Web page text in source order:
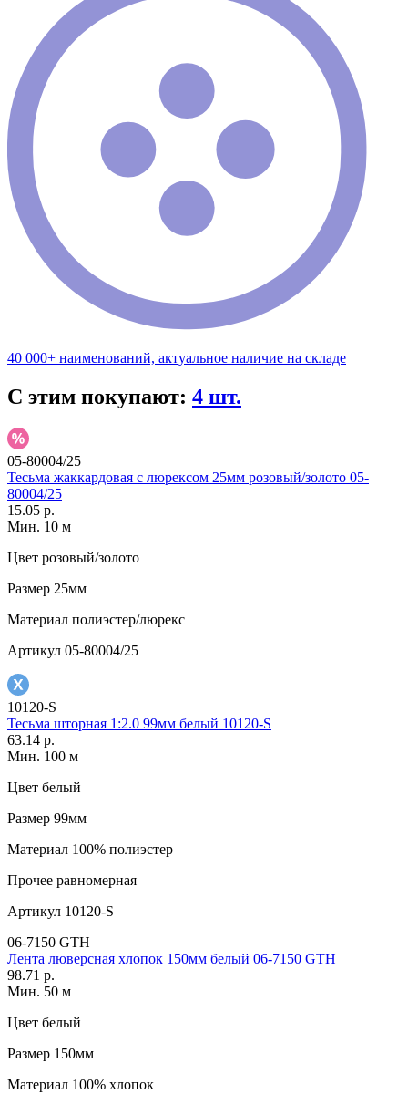
40 000+ наименований, актуальное наличие на складе
С этим покупают: 4 шт.
05-80004/25
Тесьма жаккардовая с люрексом 25мм розовый/золото 05-
80004/25
15.05 р.
Мин. 10 м
Цвет розовый/золото
Размер 25мм
Материал полиэстер/люрекс
Артикул 05-80004/25
10120-S
Тесьма шторная 1:2.0 99мм белый 10120-S
63.14 р.
Мин. 100 м
Цвет белый
Размер 99мм
Материал 100% полиэстер
Прочее равномерная
Артикул 10120-S
06-7150 GTH
Лента люверсная хлопок 150мм белый 06-7150 GTH
98.71 р.
Мин. 50 м
Цвет белый
Размер 150мм
Материал 100% хлопок